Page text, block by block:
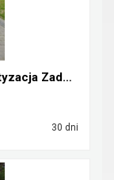
Mini ONE Cooper 1.4 Benzyna Klimatyzacja Zadbany R...
30 dni